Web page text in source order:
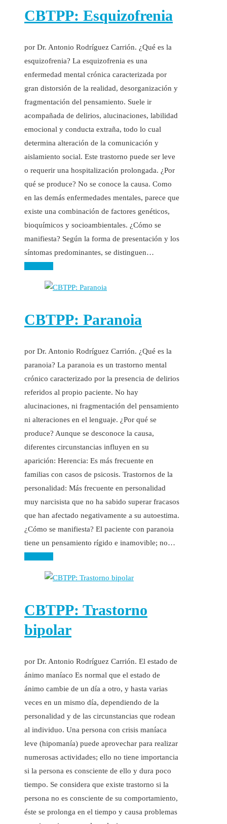
CBTPP: Esquizofrenia
por Dr. Antonio Rodríguez Carrión. ¿Qué es la
esquizofrenia? La esquizofrenia es una
enfermedad mental crónica caracterizada por
gran distorsión de la realidad, desorganización y
fragmentación del pensamiento. Suele ir
acompañada de delirios, alucinaciones, labilidad
emocional y conducta extraña, todo lo cual
determina alteración de la comunicación y
aislamiento social. Este trastorno puede ser leve
o requerir una hospitalización prolongada. ¿Por
qué se produce? No se conoce la causa. Como
en las demás enfermedades mentales, parece que
existe una combinación de factores genéticos,
bioquímicos y socioambientales. ¿Cómo se
manifiesta? Según la forma de presentación y los
síntomas predominantes, se distinguen…
CBTPP: Paranoia
por Dr. Antonio Rodríguez Carrión. ¿Qué es la
paranoia? La paranoia es un trastorno mental
crónico caracterizado por la presencia de delirios
referidos al propio paciente. No hay
alucinaciones, ni fragmentación del pensamiento
ni alteraciones en el lenguaje. ¿Por qué se
produce? Aunque se desconoce la causa,
diferentes circunstancias influyen en su
aparición: Herencia: Es más frecuente en
familias con casos de psicosis. Trastornos de la
personalidad: Más frecuente en personalidad
muy narcisista que no ha sabido superar fracasos
que han afectado negativamente a su autoestima.
¿Cómo se manifiesta? El paciente con paranoia
tiene un pensamiento rígido e inamovible; no…
CBTPP: Trastorno
bipolar
por Dr. Antonio Rodríguez Carrión. El estado de
ánimo maníaco Es normal que el estado de
ánimo cambie de un día a otro, y hasta varias
veces en un mismo día, dependiendo de la
personalidad y de las circunstancias que rodean
al individuo. Una persona con crisis maníaca
leve (hipomanía) puede aprovechar para realizar
numerosas actividades; ello no tiene importancia
si la persona es consciente de ello y dura poco
tiempo. Se considera que existe trastorno si la
persona no es consciente de su comportamiento,
éste se prolonga en el tiempo y causa problemas